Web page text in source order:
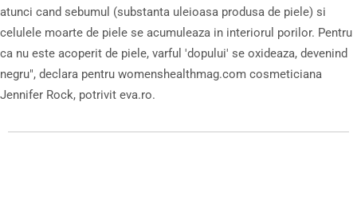
atunci cand sebumul (substanta uleioasa produsa de piele) si
celulele moarte de piele se acumuleaza in interiorul porilor. Pentru
ca nu este acoperit de piele, varful 'dopului' se oxideaza, devenind
negru", declara pentru womenshealthmag.com cosmeticiana
Jennifer Rock, potrivit eva.ro.